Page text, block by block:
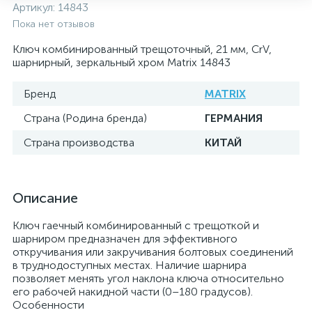
Артикул: 14843
Пока нет отзывов
Ключ комбинированный трещоточный, 21 мм, CrV,
шарнирный, зеркальный хром Matrix 14843
Бренд
MATRIX
Страна (Родина бренда)
ГЕРМАНИЯ
Страна производства
КИТАЙ
Описание
Ключ гаечный комбинированный с трещоткой и
шарниром предназначен для эффективного
откручивания или закручивания болтовых соединений
в труднодоступных местах. Наличие шарнира
позволяет менять угол наклона ключа относительно
его рабочей накидной части (0–180 градусов).
Особенности